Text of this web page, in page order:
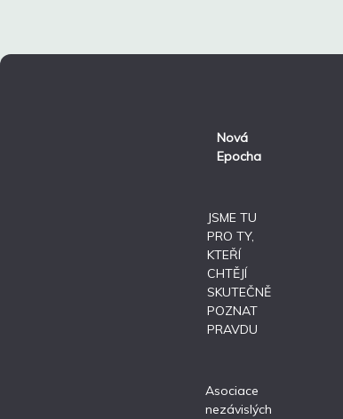
Nová
Epocha
JSME TU
PRO TY,
KTEŘÍ
CHTĚJÍ
SKUTEČNĚ
POZNAT
PRAVDU
Asociace
nezávislých